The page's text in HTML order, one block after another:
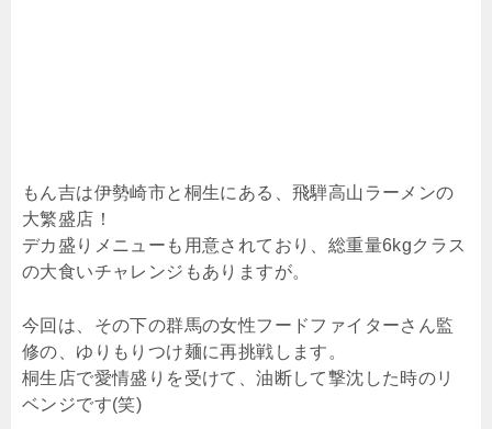
もん吉は伊勢崎市と桐生にある、飛騨高山ラーメンの
大繁盛店！
デカ盛りメニューも用意されており、総重量6kgクラス
の大食いチャレンジもありますが。
今回は、その下の群馬の女性フードファイターさん監
修の、ゆりもりつけ麺に再挑戦します。
桐生店で愛情盛りを受けて、油断して撃沈した時のリ
ベンジです(笑)